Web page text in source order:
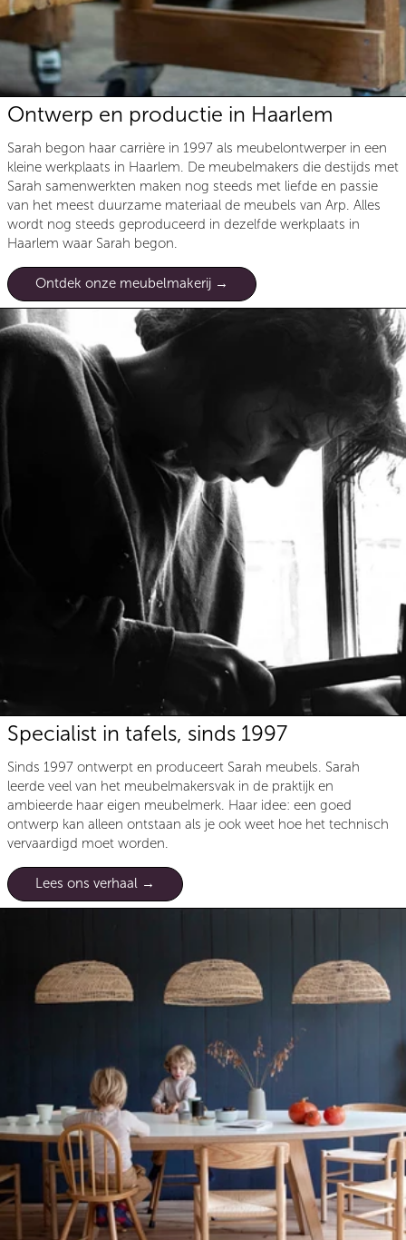
Ontwerp en productie in Haarlem
Sarah begon haar carrière in 1997 als meubelontwerper in een
kleine werkplaats in Haarlem. De meubelmakers die destijds met
Sarah samenwerkten maken nog steeds met liefde en passie
van het meest duurzame materiaal de meubels van Arp. Alles
wordt nog steeds geproduceerd in dezelfde werkplaats in
Haarlem waar Sarah begon.
Ontdek onze meubelmakerij
Specialist in tafels, sinds 1997
Sinds 1997 ontwerpt en produceert Sarah meubels. Sarah
leerde veel van het meubelmakersvak in de praktijk en
ambieerde haar eigen meubelmerk. Haar idee: een goed
ontwerp kan alleen ontstaan als je ook weet hoe het technisch
vervaardigd moet worden.
Lees ons verhaal